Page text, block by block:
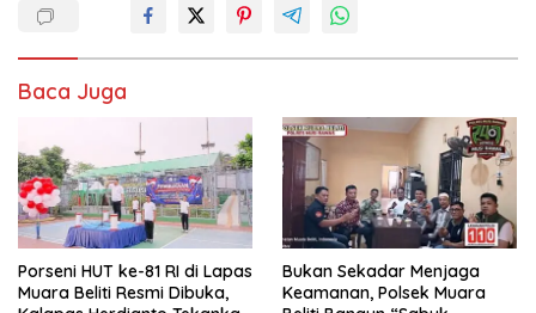
Baca Juga
Porseni HUT ke-81 RI di Lapas
Muara Beliti Resmi Dibuka,
Bukan Sekadar Menjaga
Keamanan, Polsek Muara